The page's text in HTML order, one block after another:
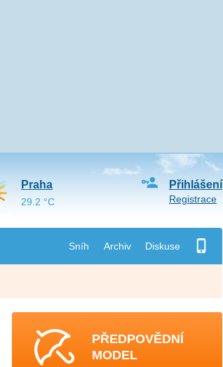
Sníh Archiv Diskuse
Přihlášení
Registrace
Praha
29.2 °C
PŘEDPOVĚDNÍ
MODEL